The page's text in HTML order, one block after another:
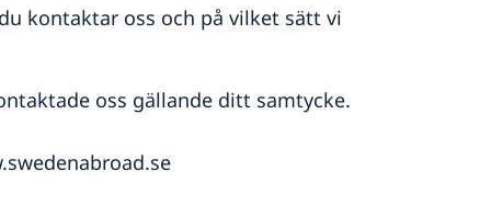
kontaktar oss och på vilket sätt vi
oss gällande ditt samtycke.